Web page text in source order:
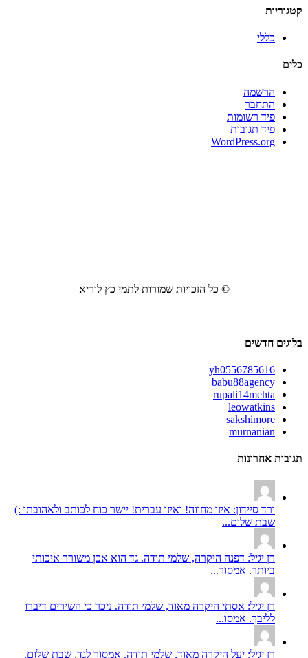
קטגוריות
כללי
כלים
הרשמה
התחבר
פיד רשומות
פיד תגובות
WordPress.org
© כל הזכויות שמורות לתמי כץ לוריא
בלוגים חדשים
yh0556785616
babu88agency
rupali14mehta
leowatkins
sakshimore
murnanian
תגובות אחרונות
ורד סיידון: איזו מחווה! ואיזו עברית! יישר כוח לכותב ולאהובתו :)
שבת שלום...
רן יגיל: דפנה היקרה, שלמי תודה. גד הוא אכן משורר איכותי
ביותר. אמסור...
רן יגיל: אסתי היקרה מאוד, שלמי תודה. ניכר כי השירים דיברו
לליבך. אמסו...
רן יגיל: יעל היקרה מאוד, שלמי תודה. אמסור לגד. שבת שלום.